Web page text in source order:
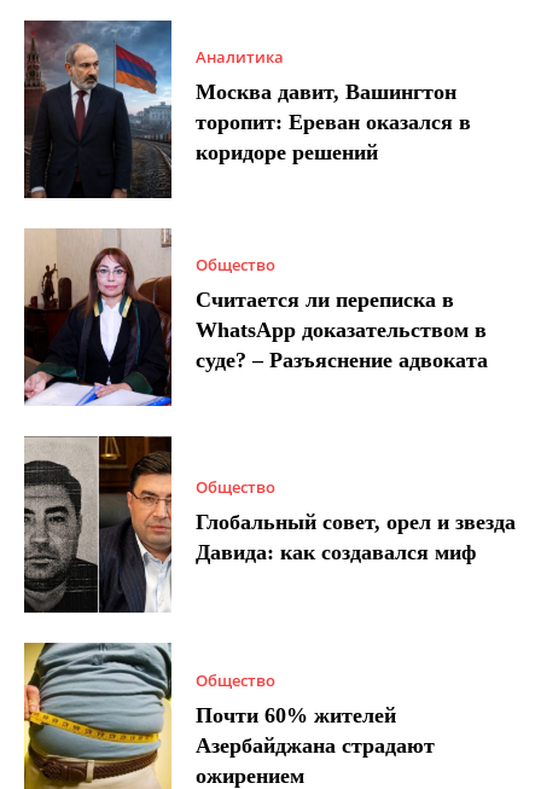
Аналитика
Москва давит, Вашингтон
торопит: Ереван оказался в
коридоре решений
Общество
Считается ли переписка в
WhatsApp доказательством в
суде? – Разъяснение адвоката
Общество
Глобальный совет, орел и звезда
Давида: как создавался миф
Общество
Почти 60% жителей
Азербайджана страдают
ожирением